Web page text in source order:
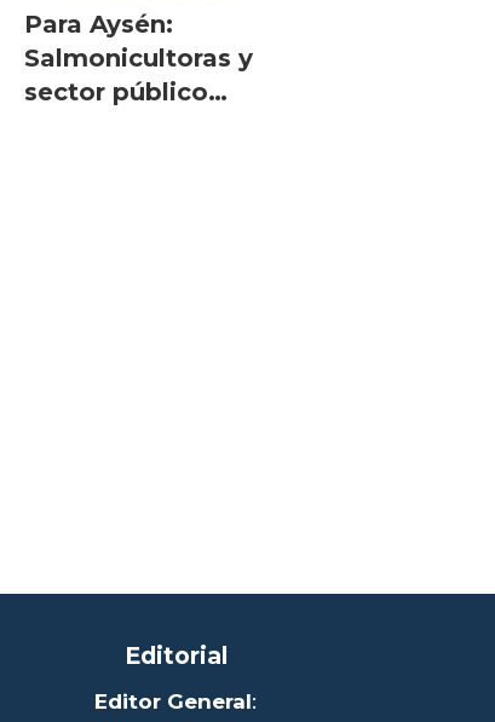
Para Aysén:
Salmonicultoras y
sector público
Editorial
Editor General: